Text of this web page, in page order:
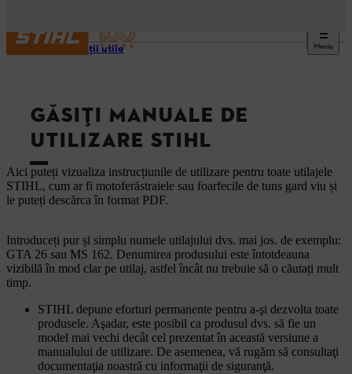
Meniu
Informaţii utile
GĂSIȚI MANUALE DE
UTILIZARE STIHL
Aici puteți vizualiza instrucțiunile de utilizare pentru toate utilajele
STIHL, cum ar fi motoferăstraiele sau foarfecile de tuns gard viu și
le puteți descărca în format PDF.
Introduceți pur și simplu numele utilajului dvs. mai jos. de exemplu:
GTA 26 sau MS 162. Denumirea produsului este întotdeauna
vizibilă în mod clar pe utilaj, astfel încât nu trebuie să o căutați mult
timp.
STIHL depune eforturi permanente pentru a-şi dezvolta toate
produsele. Aşadar, este posibil ca produsul dvs. să fie un
model mai vechi decât cel prezentat în această versiune a
manualului de utilizare. De asemenea, vă rugăm să consultaţi
documentaţia noastră cu informaţii de siguranţă.